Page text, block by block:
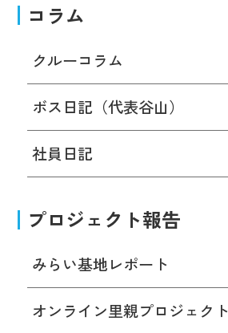
コラム
クルーコラム
ボス日記（代表谷山）
社員日記
プロジェクト報告
みらい基地レポート
オンライン里親プロジェクト